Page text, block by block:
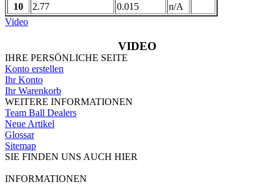
10
2.77 0.015
n/A
Video
VIDEO
IHRE PERSÖNLICHE SEITE
Konto erstellen
Ihr Konto
Ihr Warenkorb
WEITERE INFORMATIONEN
Team Ball Dealers
Neue Artikel
Glossar
Sitemap
SIE FINDEN UNS AUCH HIER
INFORMATIONEN